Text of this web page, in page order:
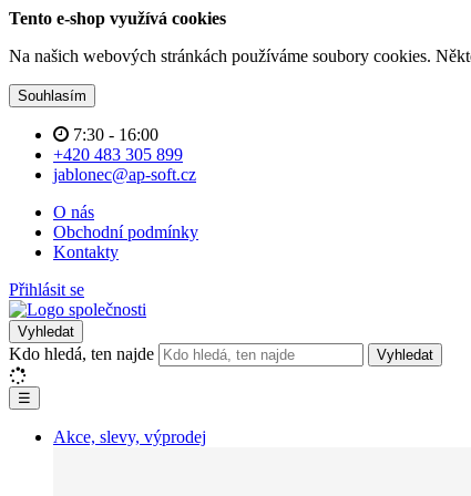
Tento e-shop využívá cookies
Na našich webových stránkách používáme soubory cookies.
Souhlasím
7:30 - 16:00
+420 483 305 899
jablonec@ap-soft.cz
O nás
Obchodní podmínky
Kontakty
Přihlásit se
Vyhledat
Kdo hledá, ten najde Vyhledat
☰
Akce, slevy, výprodej